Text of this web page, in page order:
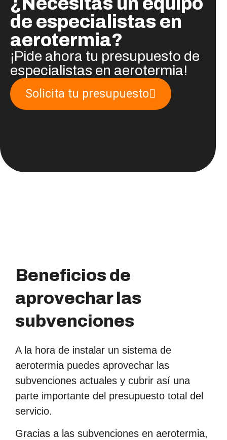
de especialistas en
aerotermia?
¡Pide ahora tu presupuesto de
especialistas en aerotermia!
Solicita tu presupuesto
Beneficios de
aprovechar las
subvenciones​
A la hora de instalar un sistema de
aerotermia puedes aprovechar las
subvenciones actuales y cubrir así una
parte importante del presupuesto total del
servicio.
Gracias a las subvenciones en aerotermia,